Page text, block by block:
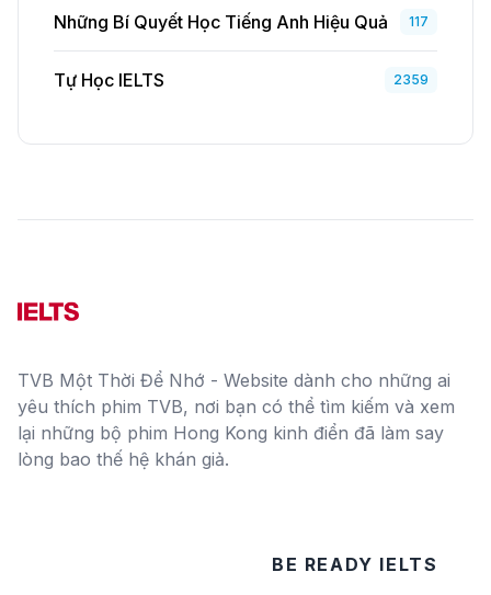
Những Bí Quyết Học Tiếng Anh Hiệu Quả 117
Tự Học IELTS 2359
TVB Một Thời Để Nhớ - Website dành cho những ai
yêu thích phim TVB, nơi bạn có thể tìm kiếm và xem
lại những bộ phim Hong Kong kinh điển đã làm say
lòng bao thế hệ khán giả.
BE READY IELTS